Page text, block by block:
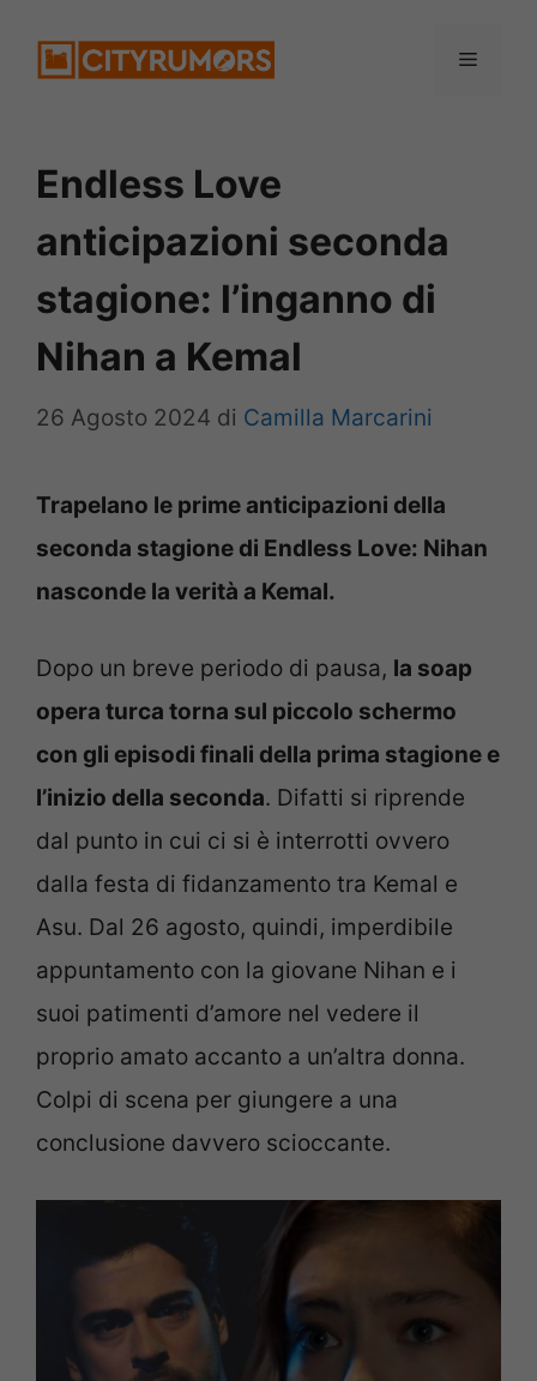
Menu
Endless Love
anticipazioni seconda
stagione: l’inganno di
Nihan a Kemal
26 Agosto 2024 di Camilla Marcarini
Trapelano le prime anticipazioni della
seconda stagione di Endless Love: Nihan
nasconde la verità a Kemal.
Dopo un breve periodo di pausa, la soap
opera turca torna sul piccolo schermo
con gli episodi finali della prima stagione e
l’inizio della seconda. Difatti si riprende
dal punto in cui ci si è interrotti ovvero
dalla festa di fidanzamento tra Kemal e
Asu. Dal 26 agosto, quindi, imperdibile
appuntamento con la giovane Nihan e i
suoi patimenti d’amore nel vedere il
proprio amato accanto a un’altra donna.
Colpi di scena per giungere a una
conclusione davvero scioccante.